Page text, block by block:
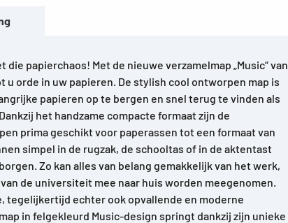
die papierchaos! Met de nieuwe verzamelmap „Music“ van
u orde in uw papieren. De stylish cool ontworpen map is
papieren op te bergen en snel terug te vinden als
het handzame compacte formaat zijn de
prima geschikt voor paperassen tot een formaat van
simpel in de rugzak, de schooltas of in de aktentast
Zo kan alles van belang gemakkelijk van het werk,
de universiteit mee naar huis worden meegenomen.
tegelijkertijd echter ook opvallende en moderne
in felgekleurd Music-design springt dankzij zijn unieke